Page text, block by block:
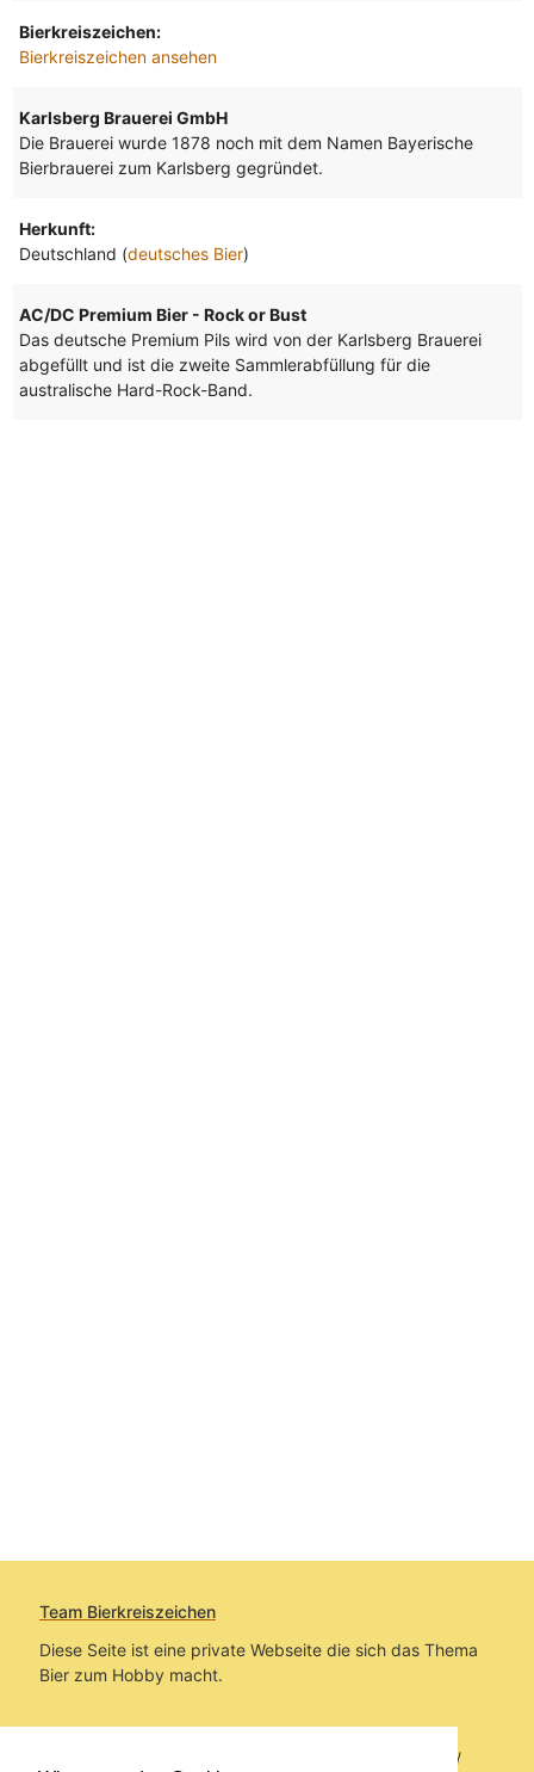
Bierkreiszeichen:
Bierkreiszeichen ansehen
Karlsberg Brauerei GmbH
Die Brauerei wurde 1878 noch mit dem Namen Bayerische
Bierbrauerei zum Karlsberg gegründet.
Herkunft:
Deutschland (deutsches Bier)
AC/DC Premium Bier - Rock or Bust
Das deutsche Premium Pils wird von der Karlsberg Brauerei
abgefüllt und ist die zweite Sammlerabfüllung für die
australische Hard-Rock-Band.
Team Bierkreiszeichen
Diese Seite ist eine private Webseite die sich das Thema
Bier zum Hobby macht.
Sie befinden sich auf https://www.bierkreiszeichen.at/